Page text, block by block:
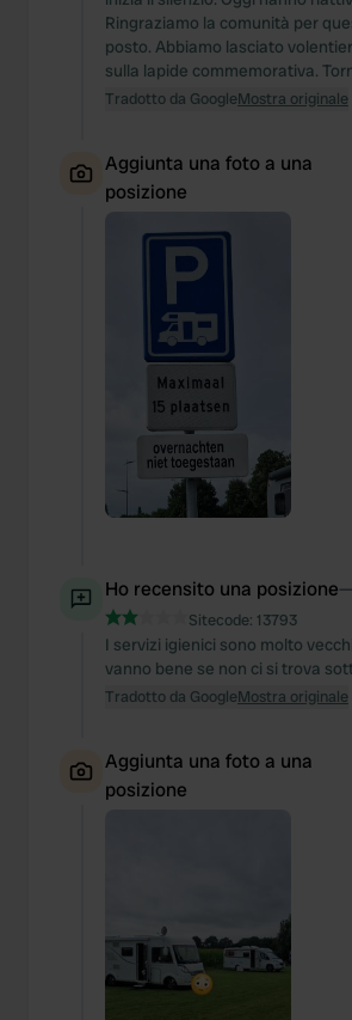
Ringraziamo la comunità per
posto. Abbiamo lasciato
sulla lapide commemorativa.
Tradotto da GoogleMostra originale
Aggiunta una foto a una
posizione
Ho recensito una posizione—
Sitecode: 13793
I servizi igienici sono molto
vanno bene se non ci si trova
Tradotto da GoogleMostra originale
Aggiunta una foto a una
posizione